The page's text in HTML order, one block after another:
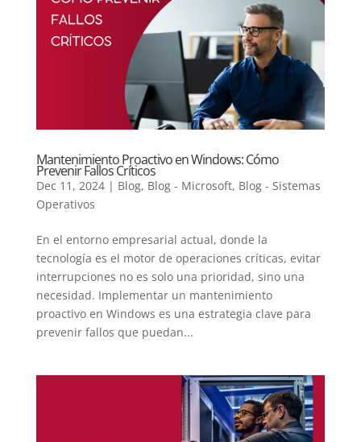
Mantenimiento Proactivo en Windows: Cómo
Prevenir Fallos Críticos
Dec 11, 2024| Blog, Blog - Microsoft, Blog - Sistemas
Operativos
En el entorno empresarial actual, donde la
tecnología es el motor de operaciones críticas, evitar
interrupciones no es solo una prioridad, sino una
necesidad. Implementar un mantenimiento
proactivo en Windows es una estrategia clave para
prevenir fallos que puedan...